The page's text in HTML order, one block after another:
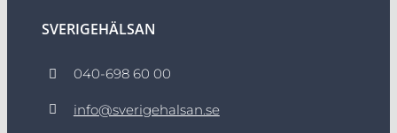
SVERIGEHÄLSAN
040-698 60 00
info@sverigehalsan.se